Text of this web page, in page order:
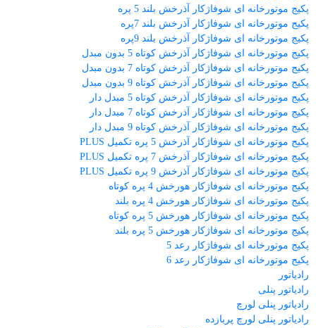
پکیج موتورخانه ای شوفاژکار آذرخش بلند 5 پره
پکیج موتورخانه ای شوفاژکار آذرخش بلند 7پره
پکیج موتورخانه ای شوفاژکار آذرخش بلند 9پره
پکیج موتورخانه ای شوفاژکار آذرخش کوتاه 5 بدون مبدل
پکیج موتورخانه ای شوفاژکار آذرخش کوتاه 7 بدون مبدل
پکیج موتورخانه ای شوفاژکار آذرخش کوتاه 9 بدون مبدل
پکیج موتورخانه ای شوفاژکار آذرخش کوتاه 5 مبدل دار
پکیج موتورخانه ای شوفاژکار آذرخش کوتاه 7 مبدل دار
پکیج موتورخانه ای شوفاژکار آذرخش کوتاه 9 مبدل دار
پکیج موتورخانه ای شوفاژکار آذرخش 5 پره تکمیل PLUS
پکیج موتورخانه ای شوفاژکار آذرخش 7 پره تکمیل PLUS
پکیج موتورخانه ای شوفاژکار آذرخش 9 پره تکمیل PLUS
پکیج موتورخانه ای شوفاژکار هورخش 4 پره کوتاه
پکیج موتورخانه ای شوفاژکار هورخش 4 پره بلند
پکیج موتورخانه ای شوفاژکار هورخش 5 پره کوتاه
پکیج موتورخانه ای شوفاژکار هورخش 5 پره بلند
پکیج موتورخانه ای شوفاژکار رعد 5
پکیج موتورخانه ای شوفاژکار رعد 6
رادیاتور
رادیاتور پنلی
رادیاتور پنلی لورچ
رادیاتور پنلی لورچ پربازده